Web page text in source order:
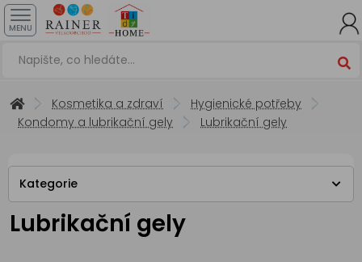
MENU
Kosmetika a zdraví
Hygienické potřeby
Kondomy a lubrikační gely
Lubrikační gely
Kategorie
Lubrikační gely